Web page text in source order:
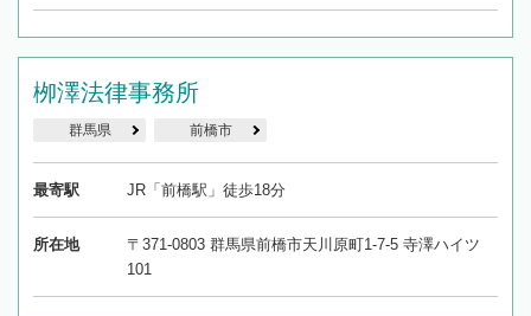
栁澤法律事務所
群馬県 前橋市
最寄駅 JR「前橋駅」徒歩18分
所在地
〒371-0803 群馬県前橋市天川原町1-7-5 寺澤ハイツ
101